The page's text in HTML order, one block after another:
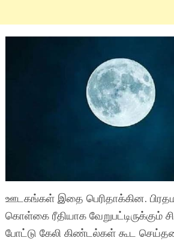
ஊடகங்கள் இதை பெரிதாக்கின.
கொள்கை ரீதியாக வேறுபட்டிருக்கும்
போட்டு கேலி கிண்டல்கள் கூட